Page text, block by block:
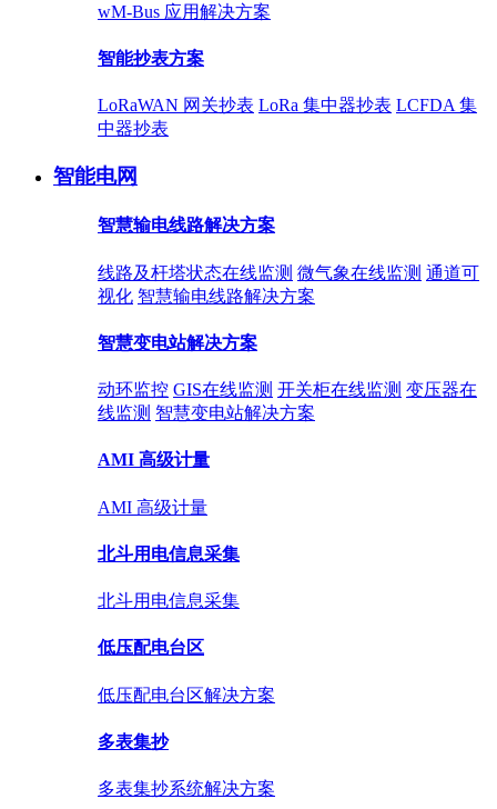
wM-Bus 应用解决方案
智能抄表方案
LoRaWAN 网关抄表 LoRa 集中器抄表 LCFDA 集
中器抄表
智能电网
智慧输电线路解决方案
线路及杆塔状态在线监测 微气象在线监测 通道可
视化 智慧输电线路解决方案
智慧变电站解决方案
动环监控 GIS在线监测 开关柜在线监测 变压器在
线监测 智慧变电站解决方案
AMI 高级计量
AMI 高级计量
北斗用电信息采集
北斗用电信息采集
低压配电台区
低压配电台区解决方案
多表集抄
多表集抄系统解决方案